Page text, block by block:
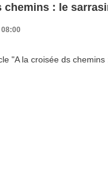
chemins : le
08:00